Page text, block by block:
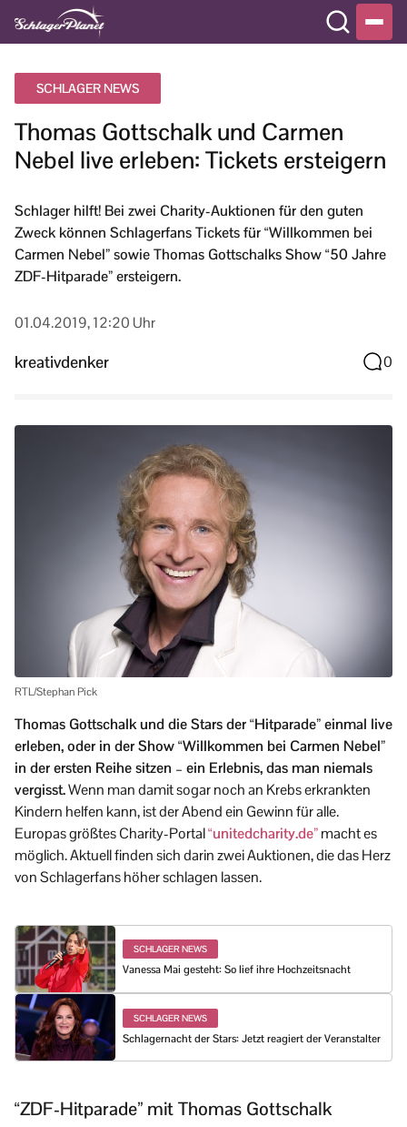
SCHLAGER NEWS
Thomas Gottschalk und Carmen
Nebel live erleben: Tickets ersteigern
Schlager hilft! Bei zwei Charity-Auktionen für den guten
Zweck können Schlagerfans Tickets für “Willkommen bei
Carmen Nebel” sowie Thomas Gottschalks Show “50 Jahre
ZDF-Hitparade” ersteigern.
01.04.2019, 12:20 Uhr
kreativdenker 0
RTL/Stephan Pick
Thomas Gottschalk und die Stars der “Hitparade” einmal live
erleben, oder in der Show “Willkommen bei Carmen Nebel”
in der ersten Reihe sitzen – ein Erlebnis, das man niemals
vergisst.Wenn man damit sogar noch an Krebs erkrankten
Kindern helfen kann, ist der Abend ein Gewinn für alle.
Europas größtes Charity-Portal“unitedcharity.de”macht es
möglich. Aktuell finden sich darin zwei Auktionen, die das Herz
von Schlagerfans höher schlagen lassen.
SCHLAGER NEWS
Vanessa Mai gesteht: So lief ihre Hochzeitsnacht
SCHLAGER NEWS
Schlagernacht der Stars: Jetzt reagiert der Veranstalter
“ZDF-Hitparade” mit Thomas Gottschalk